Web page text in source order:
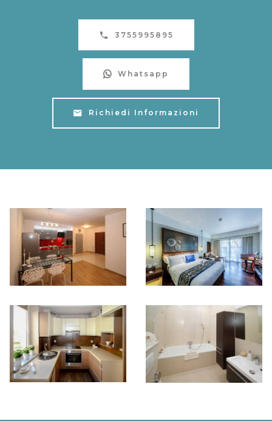
3755995895
Whatsapp
Richiedi Informazioni